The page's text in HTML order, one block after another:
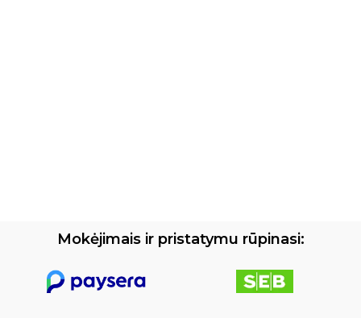
Mokėjimais ir pristatymu rūpinasi: